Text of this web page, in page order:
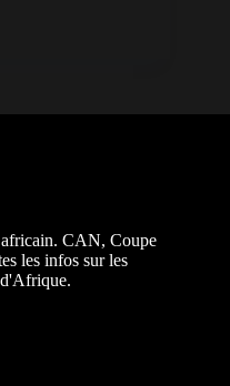
CAN, Coupe
les infos sur les